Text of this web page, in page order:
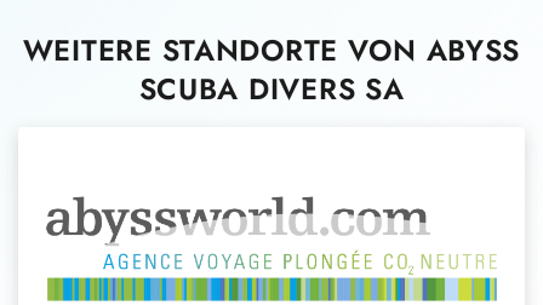
WEITERE STANDORTE VON ABYSS
SCUBA DIVERS SA